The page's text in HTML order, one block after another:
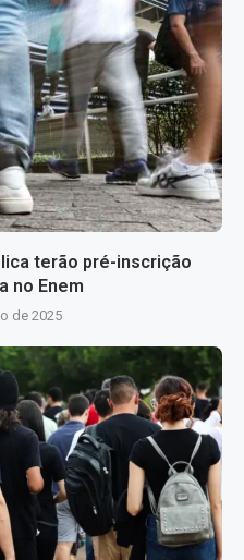
terão pré-inscrição
no Enem
de 2025